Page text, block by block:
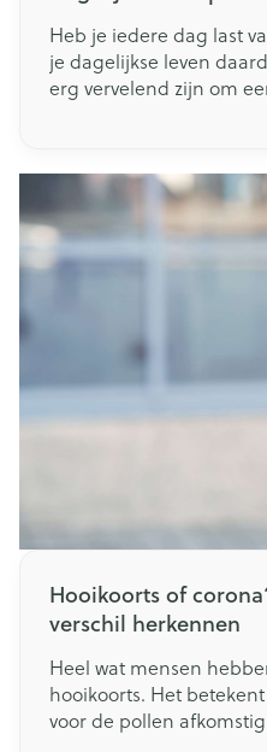
Heb je iedere dag last
je dagelijkse leven
erg vervelend zijn om
bent namelijk
verkoudheden en
sinussen kunnen
vermoeidheid.
Hooikoorts of
verschil herkennen
Heel wat mensen
hooikoorts. Het
voor de pollen